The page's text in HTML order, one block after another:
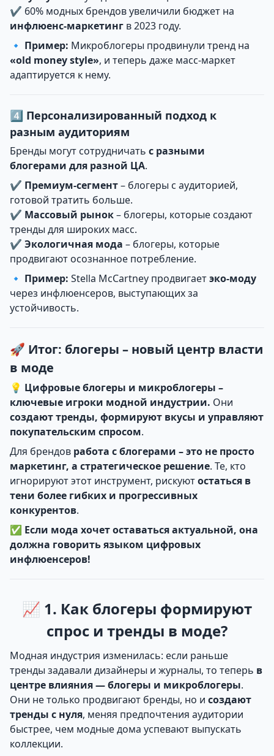
✔ 60% модных брендов увеличили бюджет на
инфлюенс-маркетинг в 2023 году.
🔹 Пример: Микроблогеры продвинули тренд на
«old money style», и теперь даже масс-маркет
адаптируется к нему.
4️⃣ Персонализированный подход к
разным аудиториям
Бренды могут сотрудничать с разными
блогерами для разной ЦА.
✔ Премиум-сегмент– блогеры с аудиторией,
готовой тратить больше.
✔ Массовый рынок– блогеры, которые создают
тренды для широких масс.
✔ Экологичная мода – блогеры, которые
продвигают осознанное потребление.
🔹 Пример: Stella McCartney продвигаетэко-моду
через инфлюенсеров, выступающих за
устойчивость.
🚀 Итог: блогеры – новый центр власти
в моде
💡 Цифровые блогеры и микроблогеры –
ключевые игроки модной индустрии. Они
создают тренды, формируют вкусы и управляют
покупательским спросом.
Для брендов работа с блогерами – это не просто
маркетинг, а стратегическое решение. Те, кто
игнорируют этот инструмент, рискуютостаться в
тени более гибких и прогрессивных
конкурентов.
✅ Если мода хочет оставаться актуальной, она
должна говорить языком цифровых
инфлюенсеров!
📈 1. Как блогеры формируют
спрос и тренды в моде?
Модная индустрия изменилась: если раньше
тренды задавали дизайнеры и журналы, то теперь в
центре влияния — блогеры и микроблогеры.
Они не только продвигают бренды, но и создают
тренды с нуля, меняя предпочтения аудитории
быстрее, чем модные дома успевают выпускать
коллекции.